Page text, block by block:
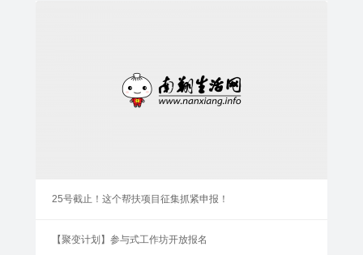
25号截止！这个帮扶项目征集抓紧申报！
【聚变计划】参与式工作坊开放报名